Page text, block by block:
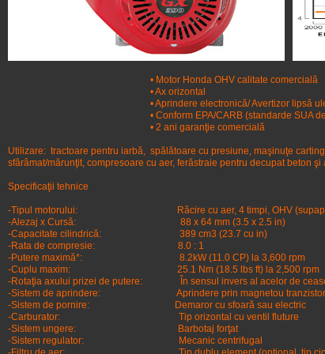
• Motor Honda OHV calitate comercială
• Ax orizontal
• Aprindere electronică/ Avertizor lipsă
• Conform EPA/CARB (standarde SUA de
• 2 ani garanţie comercială
Utilizare: tractoare pentru iarbă, spălătoare cu presiune, maşinuţe
sfărâmat/mărunţit, compresoare cu aer, ferăstraie pentru decupat beton
Specificaţii tehnice
-Tipul motorului: Răcire cu aer, 4 timpi, OHV (supapă în
-Alezaj x Cursă: 88 x 64 mm (3.5 x 2.5 in)
-Capacitate cilindrică: 389 cm3 (23.7 cu in)
-Rata de compresie: 8.0 : 1
-Putere maximă*: 8.2kW (11.0 CP) la 3,600 rpm
-Cuplu maxim: 25.1 Nm (18.5 lbs ft) la 2,500 rpm
-Rotaţia axului prizei de putere: În sensul invers al acelor de
-Sistem de aprindere: Aprindere prin magnetou
-Sistem de pornire: Demaror cu sfoară sau electric
-Carburator: Tip orizontal cu ventil fluture
-Sistem ungere: Barbotaj forţat
-Sistem regulator: Mecanic centrifugal